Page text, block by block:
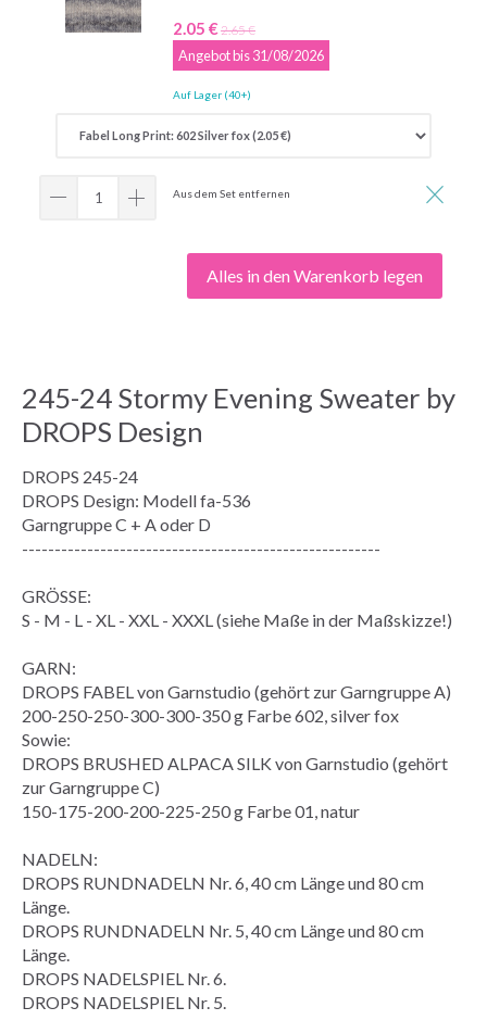
2.05 €2.65 €
Angebot bis 31/08/2026
Auf Lager (40+)
Aus dem Set entfernen
Alles in den Warenkorb legen
245-24 Stormy Evening Sweater by
DROPS Design
DROPS 245-24
DROPS Design: Modell fa-536
Garngruppe C + A oder D
-------------------------------------------------------
GRÖSSE:
S - M - L - XL - XXL - XXXL (siehe Maße in der Maßskizze!)
GARN:
DROPS FABEL von Garnstudio (gehört zur Garngruppe A)
200-250-250-300-300-350 g Farbe 602, silver fox
Sowie:
DROPS BRUSHED ALPACA SILK von Garnstudio (gehört
zur Garngruppe C)
150-175-200-200-225-250 g Farbe 01, natur
NADELN:
DROPS RUNDNADELN Nr. 6, 40 cm Länge und 80 cm
Länge.
DROPS RUNDNADELN Nr. 5, 40 cm Länge und 80 cm
Länge.
DROPS NADELSPIEL Nr. 6.
DROPS NADELSPIEL Nr. 5.